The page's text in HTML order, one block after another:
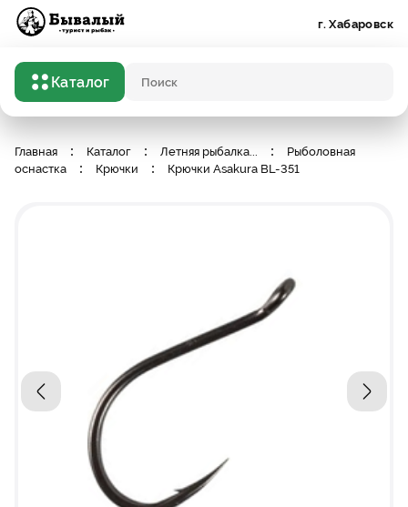
г. Хабаровск
Каталог Поисковый запрос
Главная Каталог Летняя рыбалка...
Рыболовная
оснастка
Крючки Крючки Asakura BL-351